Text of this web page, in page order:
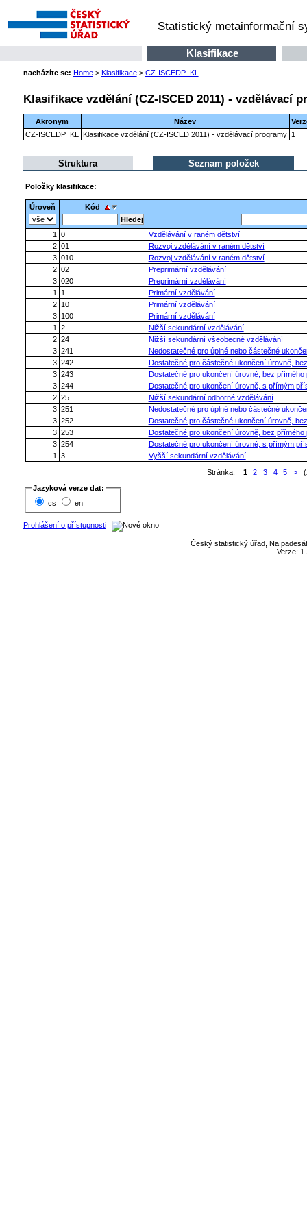
Statistický metainformační
Klasifikace
nacházíte se: Home> Klasifikace> CZ-ISCEDP_KL
Klasifikace vzdělání (CZ-ISCED 2011) - vzdělávací
Akronym Název
CZ-ISCEDP_KL
Klasifikace vzdělání (CZ-ISCED 2011) - vzdělávací programy 1
Struktura Seznam položek
Položky klasifikace:
Úroveň Kód
1 0
Vzdělávání v raném dětství
2 01
Rozvoj vzdělávání v raném dětství
3 010
Rozvoj vzdělávání v raném dětství
2 02
Preprimární vzdělávání
3 020
Preprimární vzdělávání
1
1
Primární vzdělávání
2 10
Primární vzdělávání
3 100
Primární vzdělávání
1
2
Nižší sekundární vzdělávání
2 24
Nižší sekundární všeobecné vzdělávání
3 241
Nedostatečné pro úplné nebo částečné
3 242
Dostatečné pro částečné ukončení úrovně,
3 243
Dostatečné pro ukončení úrovně, bez
3 244
Dostatečné pro ukončení úrovně, s přímým
2 25
Nižší sekundární odborné vzdělávání
3 251
Nedostatečné pro úplné nebo částečné
3 252
Dostatečné pro částečné ukončení úrovně,
3 253
Dostatečné pro ukončení úrovně, bez
3 254
Dostatečné pro ukončení úrovně, s přímým
1
3
Vyšší sekundární vzdělávání
Stránka:
1 2 3 4 5 >
Jazyková verze dat:
cs
en
Prohlášení o přístupnosti
Český statistický úřad, Na
Verze: